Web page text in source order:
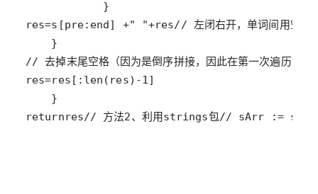
res=s [pre: end] +" "+res// 左闭右开，单词间用空
// 去掉末尾空格（因为是倒序拼接，因此在第一次遍历单词
res=res [: len ( res) -1
returnres// 方法2、利用strings包// sArr :=